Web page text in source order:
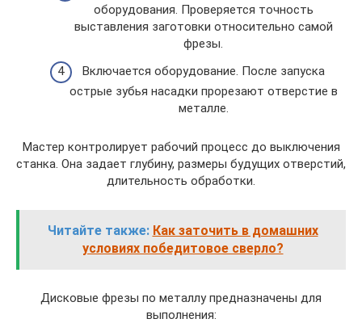
оборудования. Проверяется точность
выставления заготовки относительно самой
фрезы.
Включается оборудование. После запуска
острые зубья насадки прорезают отверстие в
металле.
Мастер контролирует рабочий процесс до выключения
станка. Она задает глубину, размеры будущих отверстий,
длительность обработки.
Читайте также: Как заточить в домашних
условиях победитовое сверло?
Дисковые фрезы по металлу предназначены для
выполнения: